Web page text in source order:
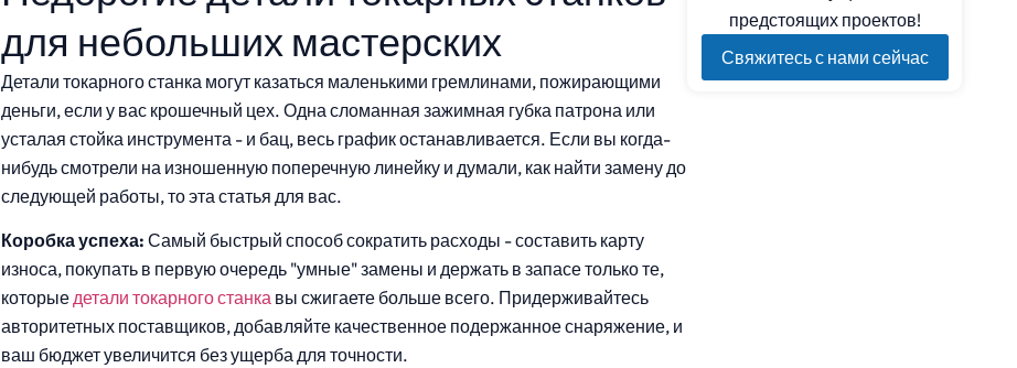
для небольших мастерских
Детали токарного станка могут казаться маленькими гремлинами, пожирающими
деньги, если у вас крошечный цех. Одна сломанная зажимная губка патрона или
усталая стойка инструмента - и бац, весь график останавливается. Если вы когда-
нибудь смотрели на изношенную поперечную линейку и думали, как найти замену до
следующей работы, то эта статья для вас.
Коробка успеха: Самый быстрый способ сократить расходы - составить карту
износа, покупать в первую очередь "умные" замены и держать в запасе только те,
которыедетали токарного станка вы сжигаете больше всего. Придерживайтесь
авторитетных поставщиков, добавляйте качественное подержанное снаряжение, и
ваш бюджет увеличится без ущерба для точности.
предстоящих проектов!
Свяжитесь с нами сейчас